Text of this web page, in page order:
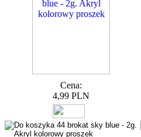
Cena:
4,99 PLN